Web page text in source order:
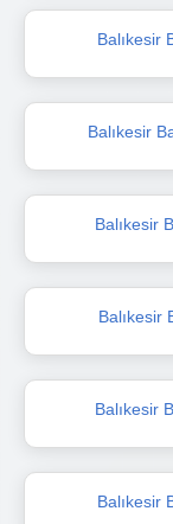
Balıkesir
Balıkesir
Balıkesir
Balıkesir
Balıkesir
Balıkesir